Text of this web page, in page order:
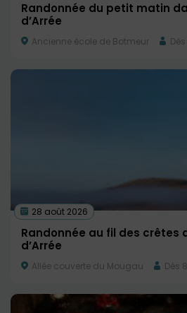
Randonnée du petit matin
d’Arrée
Ancienne école de Botmeur
28 août 2026
Randonnée au fil des crêtes
d’Arrée
Allée couverte du Mougau Dès